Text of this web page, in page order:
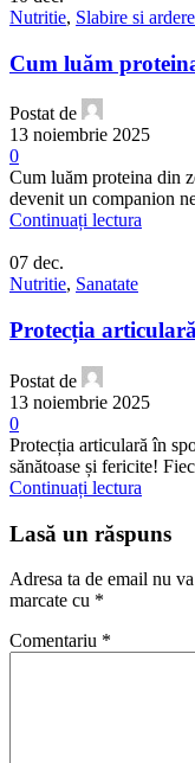
Nutritie, Slabire si
Cum luăm
Postat de
13 noiembrie 2025
0
Cum luăm proteina din
devenit un companion
Continuați lectura
07 dec.
Nutritie, Sanatate
Protecția
Postat de
13 noiembrie 2025
0
Protecția articulară în
sănătoase și fericite!
Continuați lectura
Lasă un răspuns
Adresa ta de email nu
marcate cu *
Comentariu *